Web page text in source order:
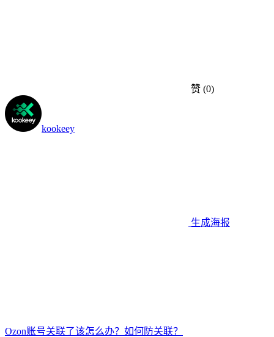
赞 (0)
kookeey
生成海报
Ozon账号关联了该怎么办？如何防关联？